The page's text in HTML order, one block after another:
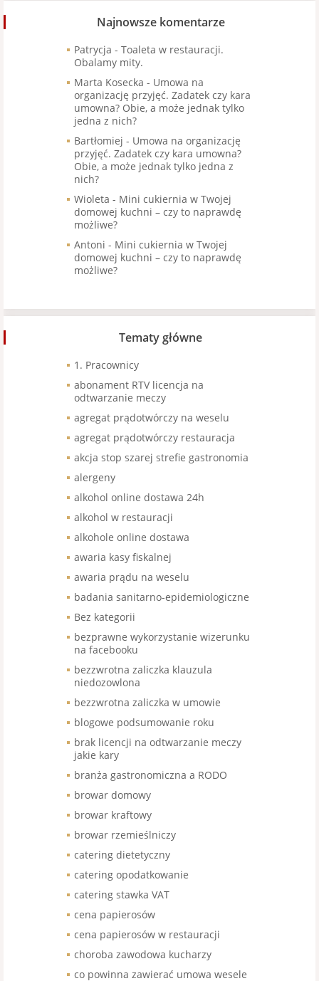
Najnowsze komentarze
Patrycja - Toaleta w restauracji.
Obalamy mity.
Marta Kosecka - Umowa na
organizację przyjęć. Zadatek czy kara
umowna? Obie, a może jednak tylko
jedna z nich?
Bartłomiej - Umowa na organizację
przyjęć. Zadatek czy kara umowna?
Obie, a może jednak tylko jedna z
nich?
Wioleta - Mini cukiernia w Twojej
domowej kuchni – czy to naprawdę
możliwe?
Antoni - Mini cukiernia w Twojej
domowej kuchni – czy to naprawdę
możliwe?
Tematy główne
1. Pracownicy
abonament RTV licencja na
odtwarzanie meczy
agregat prądotwórczy na weselu
agregat prądotwórczy restauracja
akcja stop szarej strefie gastronomia
alergeny
alkohol online dostawa 24h
alkohol w restauracji
alkohole online dostawa
awaria kasy fiskalnej
awaria prądu na weselu
badania sanitarno-epidemiologiczne
Bez kategorii
bezprawne wykorzystanie wizerunku
na facebooku
bezzwrotna zaliczka klauzula
niedozowlona
bezzwrotna zaliczka w umowie
blogowe podsumowanie roku
brak licencji na odtwarzanie meczy
jakie kary
branża gastronomiczna a RODO
browar domowy
browar kraftowy
browar rzemieślniczy
catering dietetyczny
catering opodatkowanie
catering stawka VAT
cena papierosów
cena papierosów w restauracji
choroba zawodowa kucharzy
co powinna zawierać umowa wesele